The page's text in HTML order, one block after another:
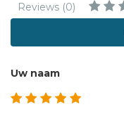
Reviews (0)
Uw naam